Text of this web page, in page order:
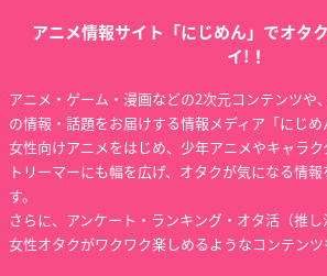
アニメ情報サイト「にじめん」でオタ
イ!！
アニメ・ゲーム・漫画などの2次元コンテンツや
の情報・話題をお届けする情報メディア「にじめ
女性向けアニメをはじめ、少年アニメやキャラ
トリーマーにも幅を広げ、オタクが気になる情
す。
さらに、アンケート・ランキング・オタ活（推し
女性オタクがワクワク楽しめるようなコンテンツ